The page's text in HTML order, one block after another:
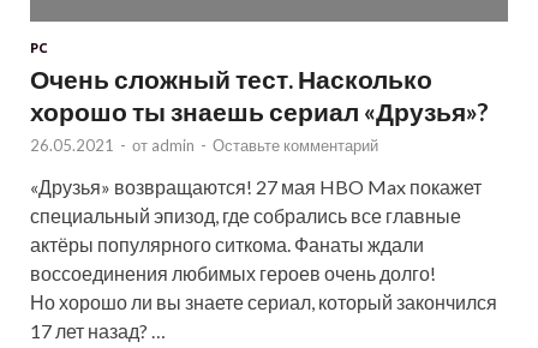
PC
Очень сложный тест. Насколько
хорошо ты знаешь сериал «Друзья»?
26.05.2021 - от admin - Оставьте комментарий
«Друзья» возвращаются! 27 мая HBO Max покажет
специальный эпизод, где собрались все главные
актёры популярного ситкома. Фанаты ждали
воссоединения любимых героев очень долго!
Но хорошо ли вы знаете сериал, который закончился
17 лет назад? …